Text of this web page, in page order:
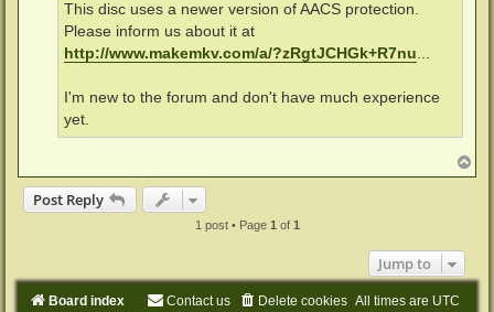
This disc uses a newer version of AACS protection.
Please inform us about it at
http://www.makemkv.com/a/?zRgtJCHGk+R7nu...
I'm new to the forum and don't have much experience
yet.
o
Post Reply
1 post • Page 1 of 1
Jump to
Board index All times are UTC
Delete cookies
Contact us